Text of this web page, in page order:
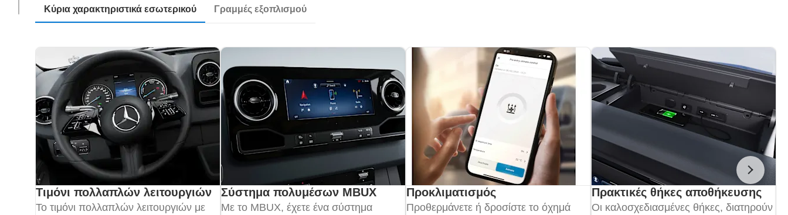
Κύρια χαρακτηριστικά εσωτερικού Γραμμές εξοπλισμού
Τιμόνι πολλαπλών λειτουργιών
Το τιμόνι πολλαπλών λειτουργιών με
Σύστημα πολυμέσων MBUX
Με το MBUX, έχετε ένα σύστημα
Προκλιματισμός
Προθερμάνετε ή δροσίστε το όχημά
Πρακτικές θήκες αποθήκευσης
Οι καλοσχεδιασμένες θήκες, διατηρούν